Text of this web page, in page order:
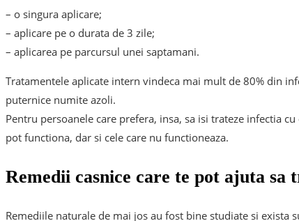
– o singura aplicare;
– aplicare pe o durata de 3 zile;
– aplicarea pe parcursul unei saptamani.
Tratamentele aplicate intern vindeca mai mult de 80% din
puternice numite azoli.
Pentru persoanele care prefera, insa, sa isi trateze infectia
pot functiona, dar si cele care nu functioneaza.
Remedii casnice care te pot ajuta
Remediile naturale de mai jos au fost bine studiate si exista